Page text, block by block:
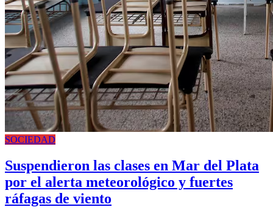
SOCIEDAD
Suspendieron las clases en Mar del Plata
por el alerta meteorológico y fuertes
ráfagas de viento